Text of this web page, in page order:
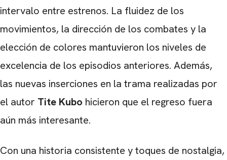
intervalo entre estrenos. La fluidez de los
movimientos, la dirección de los combates y la
elección de colores mantuvieron los niveles de
excelencia de los episodios anteriores. Además,
las nuevas inserciones en la trama realizadas por
el autor Tite Kubo hicieron que el regreso fuera
aún más interesante.
Con una historia consistente y toques de nostalgia,